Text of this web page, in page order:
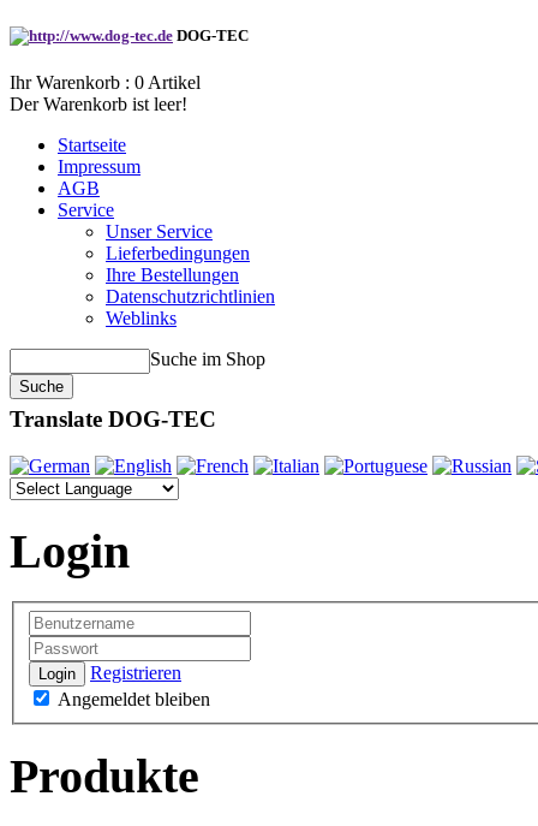
DOG-TEC
Ihr Warenkorb : 0 Artikel
Der Warenkorb ist leer!
Startseite
Impressum
AGB
Service
Unser Service
Lieferbedingungen
Ihre Bestellungen
Datenschutzrichtlinien
Weblinks
Suche im Shop
Translate DOG-TEC
Login
Login
Registrieren
Angemeldet bleiben
Produkte